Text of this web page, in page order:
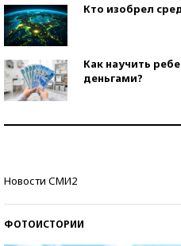
Кто изобрел
Как научить
деньгами?
Новости СМИ2
ФОТОИСТОРИИ